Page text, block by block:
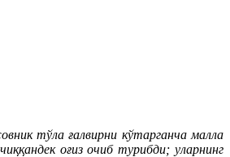
тўла ғалвирни кўтарганча малла
оғиз очиб турибди; уларнинг